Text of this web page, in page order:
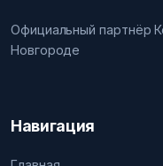
Официальный партнёр
Новгороде
Навигация